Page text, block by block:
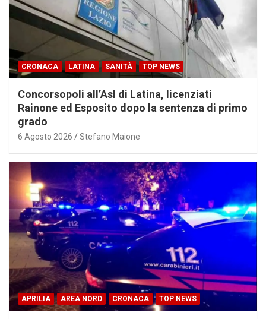
CRONACA LATINA SANITÀ TOP NEWS
Concorsopoli all’Asl di Latina, licenziati
Rainone ed Esposito dopo la sentenza di primo
grado
6 Agosto 2026 Stefano Maione
APRILIA AREA NORD CRONACA TOP NEWS